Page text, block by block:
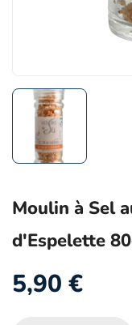
Moulin à Sel
d'Espelette
5,90 €